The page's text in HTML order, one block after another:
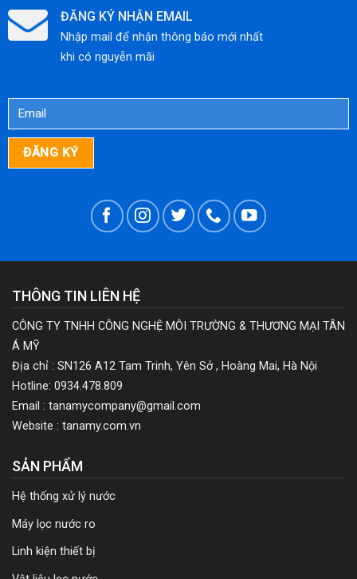
ĐĂNG KÝ NHẬN EMAIL
Nhập mail để nhận thông báo mới nhất
khi có nguyễn mãi
THÔNG TIN LIÊN HỆ
CÔNG TY TNHH CÔNG NGHỆ MÔI TRƯỜNG & THƯƠNG MẠI TÂN
Á MỸ
Địa chỉ : SN126 A12 Tam Trinh, Yên Sở , Hoàng Mai, Hà Nội
Hotline: 0934.478.809
Email : tanamycompany@gmail.com
Website : tanamy.com.vn
SẢN PHẨM
Hệ thống xử lý nước
Máy lọc nước ro
Linh kiện thiết bị